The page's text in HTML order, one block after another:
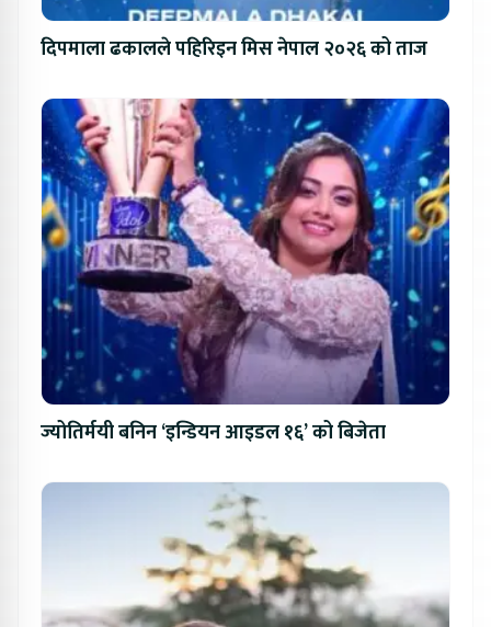
दिपमाला ढकालले पहिरिइन मिस नेपाल २०२६ को ताज
ज्योतिर्मयी बनिन ‘इन्डियन आइडल १६’ को बिजेता